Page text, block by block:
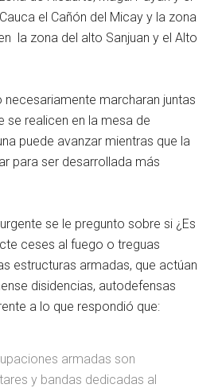
el Cañón del Micay y la zona
la zona del alto Sanjuan y el Alto
necesariamente marcharan juntas
se realicen en la mesa de
puede avanzar mientras que la
para ser desarrollada más
se le pregunto sobre si ¿Es
ceses al fuego o treguas
estructuras armadas, que actúan
disidencias, autodefensas
a lo que respondió que:
armadas son
y bandas dedicadas al